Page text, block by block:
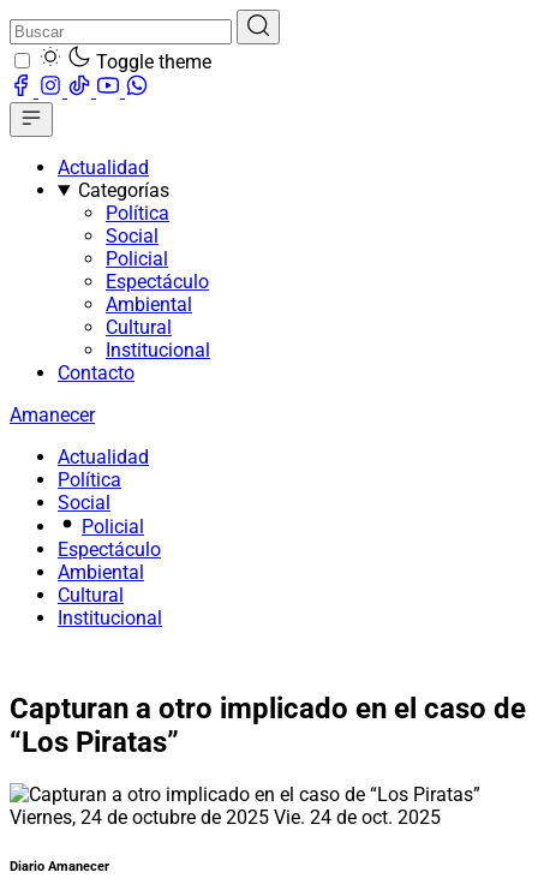
Toggle theme
Actualidad
Categorías
Política
Social
Policial
Espectáculo
Ambiental
Cultural
Institucional
Contacto
Amanecer
Actualidad
Política
Social
Policial
Espectáculo
Ambiental
Cultural
Institucional
Capturan a otro implicado en el caso de
“Los Piratas”
Viernes, 24 de octubre de 2025 Vie. 24 de oct. 2025
Diario Amanecer